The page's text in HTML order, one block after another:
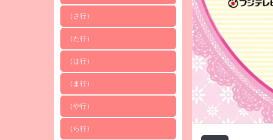
（さ行）
（た行）
（は行）
（ま行）
（や行）
（ら行）